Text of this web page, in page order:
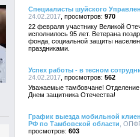
Специалисты шуйского
24.02.2017
970
22 февраля участнику Великой
исполнилось 95 лет. Ветерана
фонда, социальной защиты
праздниками.
Успех работы - в тесном
24.02.2017
562
Уважаемые тамбовчане!
Днем защитника Отечества!
График выезда мобильной
РФ по Тамбовской области ,
603